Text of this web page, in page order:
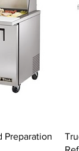
Preparation